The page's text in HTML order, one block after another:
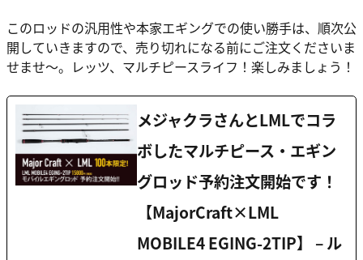
このロッドの汎用性や本家エギングでの使い勝手は、順次公
開していきますので、売り切れになる前にご注文くださいま
せませ〜。レッツ、マルチピースライフ！楽しみましょう！
メジャクラさんとLMLでコラ
ボしたマルチピース・エギン
グロッド予約注文開始です！
【MajorCraft×LML
MOBILE4 EGING-2TIP】 – ル